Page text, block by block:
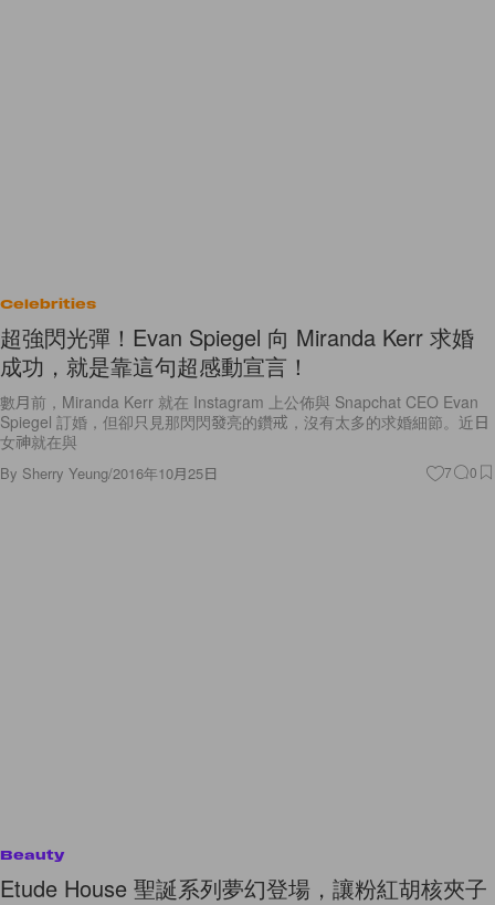
超強閃光彈！Evan Spiegel 向 Miranda Kerr 求婚
成功，就是靠這句超感動宣言！
數月前，Miranda Kerr 就在 Instagram 上公佈與 Snapchat CEO Evan
女神就在與
BySherry Yeung
Etude House 聖誕系列夢幻登場，讓粉紅胡核夾子
陪你歡渡佳節！